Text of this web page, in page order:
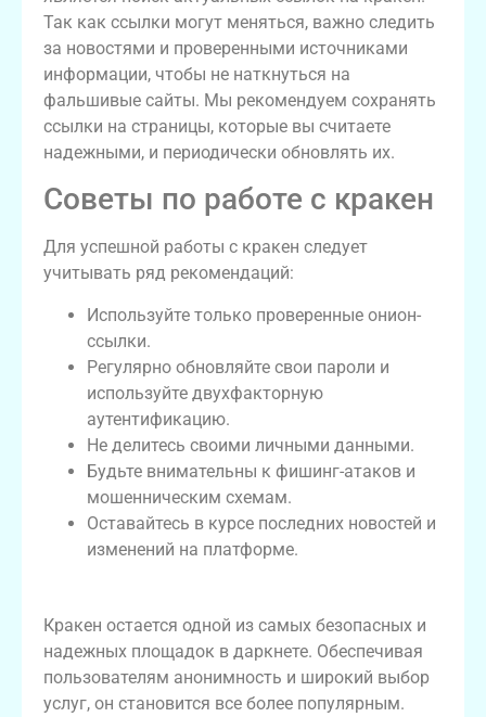
Так как ссылки могут меняться, важно следить
за новостями и проверенными источниками
информации, чтобы не наткнуться на
фальшивые сайты. Мы рекомендуем сохранять
ссылки на страницы, которые вы считаете
надежными, и периодически обновлять их.
Советы по работе с кракен
Для успешной работы с кракен следует
учитывать ряд рекомендаций:
Используйте только проверенные онион-
ссылки.
Регулярно обновляйте свои пароли и
используйте двухфакторную
аутентификацию.
Не делитесь своими личными данными.
Будьте внимательны к фишинг-атаков и
мошенническим схемам.
Оставайтесь в курсе последних новостей и
изменений на платформе.
Кракен остается одной из самых безопасных и
надежных площадок в даркнете. Обеспечивая
пользователям анонимность и широкий выбор
услуг, он становится все более популярным.